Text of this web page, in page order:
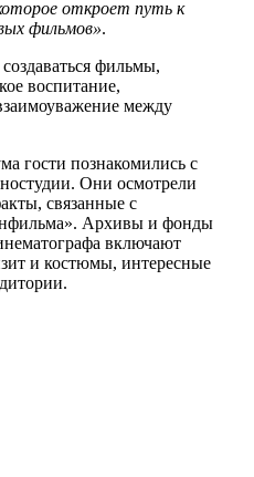
откроет путь к
фильмов».
фильмы,
воспитание,
между
гости познакомились с
Они осмотрели
связанные с
Архивы и фонды
включают
и костюмы, интересные